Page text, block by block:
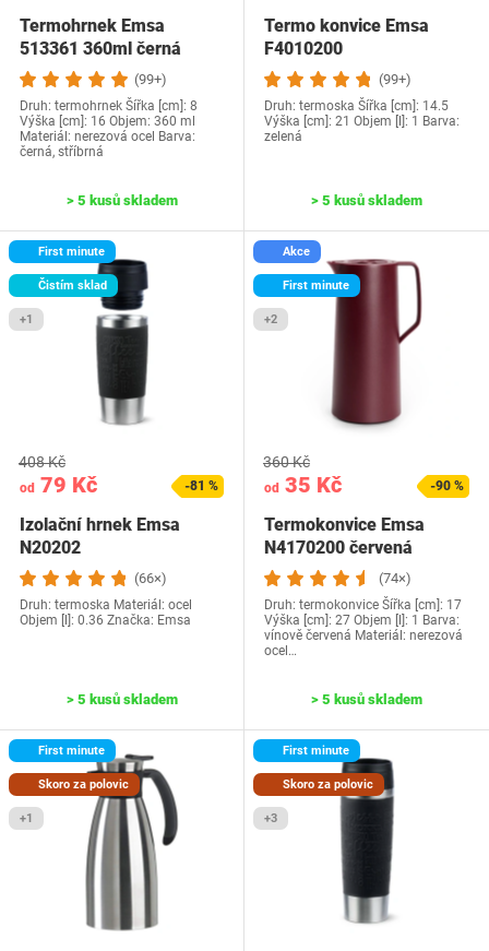
Termohrnek Emsa
513361 360ml černá
(99+)
Druh: termohrnek Šířka [cm]: 8
Výška [cm]: 16 Objem: 360 ml
Materiál: nerezová ocel Barva:
černá, stříbrná
> 5 kusů skladem
Termo konvice Emsa
F4010200
(99+)
Druh: termoska Šířka [cm]: 14.5
Výška [cm]: 21 Objem [l]: 1 Barva:
zelená
> 5 kusů skladem
First minute
Čistím sklad
+1
od 79 Kč
408 Kč
-81 %
Izolační hrnek Emsa
N20202
(66×)
Druh: termoska Materiál: ocel
Objem [l]: 0.36 Značka: Emsa
> 5 kusů skladem
Akce
First minute
+2
od 35 Kč
360 Kč
-90 %
Termokonvice Emsa
N4170200 červená
(74×)
Druh: termokonvice Šířka [cm]: 17
Výška [cm]: 27 Objem [l]: 1 Barva:
vínově červená Materiál: nerezová
ocel…
> 5 kusů skladem
First minute
Skoro za polovic
+1
First minute
Skoro za polovic
+3